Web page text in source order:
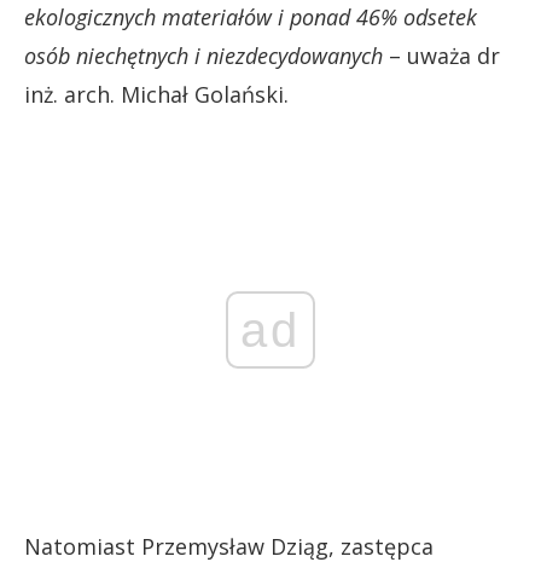
ekologicznych materiałów i ponad 46% odsetek
osób niechętnych i niezdecydowanych – uważa dr
inż. arch. Michał Golański.
ad
Natomiast Przemysław Dziąg, zastępca